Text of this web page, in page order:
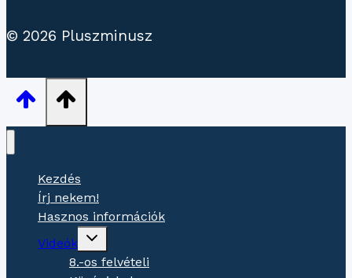
© 2026 Pluszminusz
Kezdés
Írj nekem!
Hasznos információk
Videók
Gyermekmenü
8.-os felvételi